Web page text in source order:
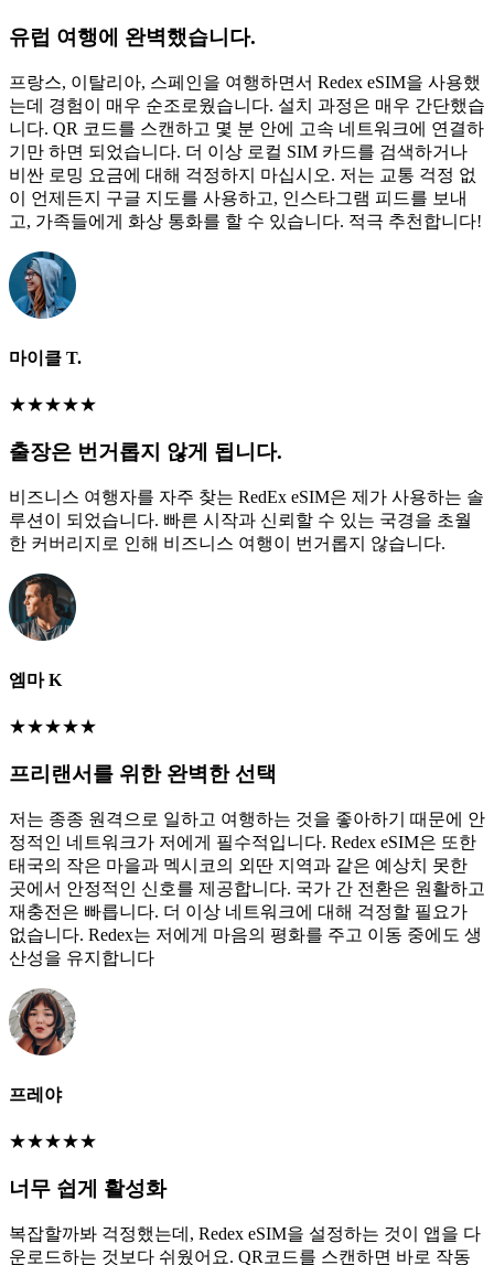
유럽 여행에 완벽했습니다.
프랑스, 이탈리아, 스페인을 여행하면서 Redex eSIM을 사용했
는데 경험이 매우 순조로웠습니다. 설치 과정은 매우 간단했습
니다. QR 코드를 스캔하고 몇 분 안에 고속 네트워크에 연결하
기만 하면 되었습니다. 더 이상 로컬 SIM 카드를 검색하거나
비싼 로밍 요금에 대해 걱정하지 마십시오. 저는 교통 걱정 없
이 언제든지 구글 지도를 사용하고, 인스타그램 피드를 보내
고, 가족들에게 화상 통화를 할 수 있습니다. 적극 추천합니다!
마이클 T.
★★★★★
출장은 번거롭지 않게 됩니다.
비즈니스 여행자를 자주 찾는 RedEx eSIM은 제가 사용하는 솔
루션이 되었습니다. 빠른 시작과 신뢰할 수 있는 국경을 초월
한 커버리지로 인해 비즈니스 여행이 번거롭지 않습니다.
엠마 K
★★★★★
프리랜서를 위한 완벽한 선택
저는 종종 원격으로 일하고 여행하는 것을 좋아하기 때문에 안
정적인 네트워크가 저에게 필수적입니다. Redex eSIM은 또한
태국의 작은 마을과 멕시코의 외딴 지역과 같은 예상치 못한
곳에서 안정적인 신호를 제공합니다. 국가 간 전환은 원활하고
재충전은 빠릅니다. 더 이상 네트워크에 대해 걱정할 필요가
없습니다. Redex는 저에게 마음의 평화를 주고 이동 중에도 생
산성을 유지합니다
프레야
★★★★★
너무 쉽게 활성화
복잡할까봐 걱정했는데, Redex eSIM을 설정하는 것이 앱을 다
운로드하는 것보다 쉬웠어요. QR코드를 스캔하면 바로 작동